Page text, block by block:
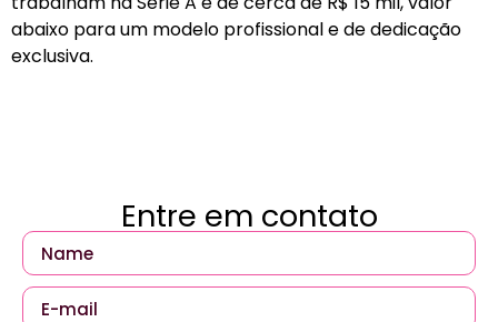
abaixo para um modelo profissional e de dedicação
exclusiva.
Entre em contato